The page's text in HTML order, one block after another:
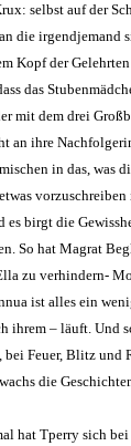
selbst auf der
die irgendjemand
Kopf der
das
mit dem drei
an ihre
in das, was
es birgt die
So hat Magrat
zu verhindern-
ist alles ein
ihrem – läuft. Und
bei Feuer, Blitz und
die
hat Tperry sich